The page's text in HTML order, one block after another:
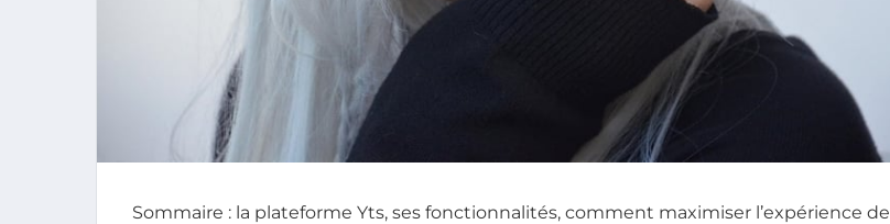
Sommaire : la plateforme Yts, ses fonctionnalités, comment maximiser l’expérience de